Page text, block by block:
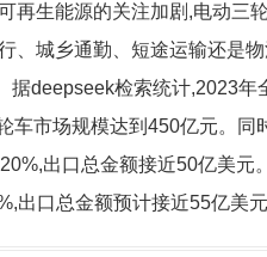
再生能源的关注加剧,电动三
、城乡通勤、短途运输还是
据deepseek检索统计,2023年
车市场规模达到450亿元。同
出口总金额接近50亿美元
出口总金额预计接近55亿美